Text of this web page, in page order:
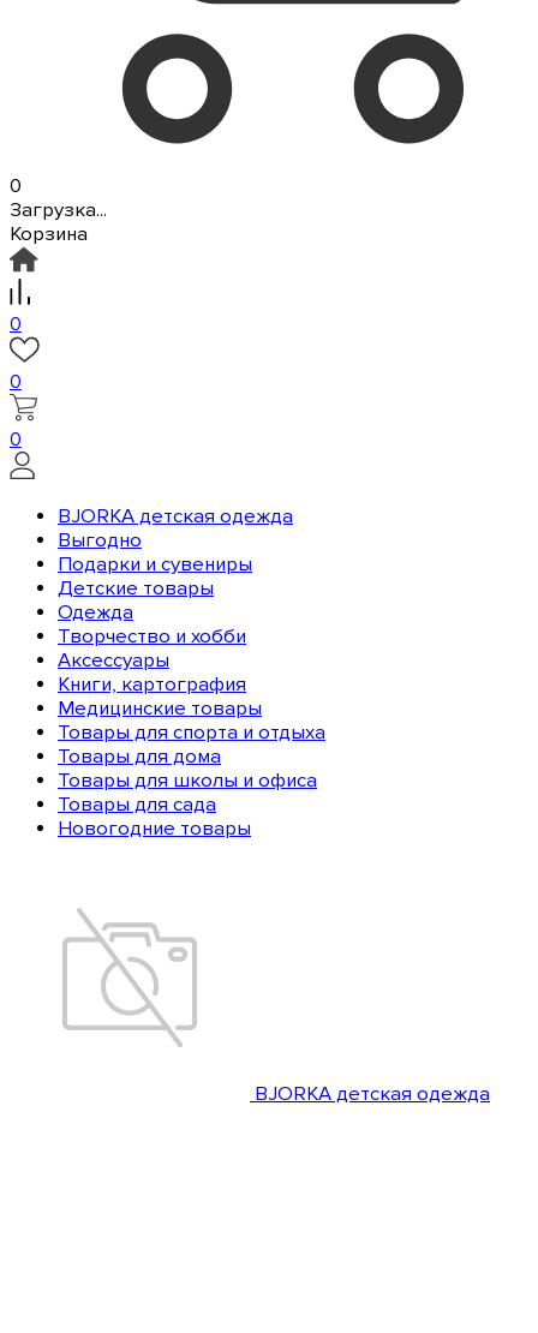
0
Загрузка...
Корзина
0
0
0
BJORKA детская одежда
Выгодно
Подарки и сувениры
Детские товары
Одежда
Творчество и хобби
Аксессуары
Книги, картография
Медицинские товары
Товары для спорта и отдыха
Товары для дома
Товары для школы и офиса
Товары для сада
Новогодние товары
BJORKA детская одежда